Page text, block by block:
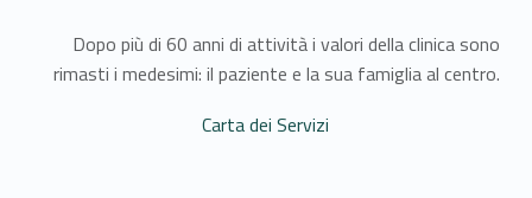
Dopo più di 60 anni di attività i valori della clinica sono
rimasti i medesimi: il paziente e la sua famiglia al centro.
Carta dei Servizi